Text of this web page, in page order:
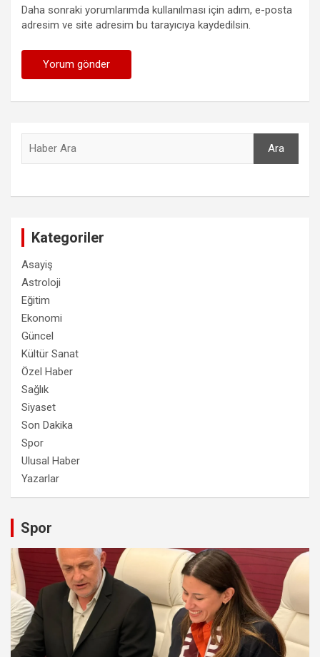
Daha sonraki yorumlarımda kullanılması için adım, e-posta
adresim ve site adresim bu tarayıcıya kaydedilsin.
Ara
Kategoriler
Asayiş
Astroloji
Eğitim
Ekonomi
Güncel
Kültür Sanat
Özel Haber
Sağlık
Siyaset
Son Dakika
Spor
Ulusal Haber
Yazarlar
Spor